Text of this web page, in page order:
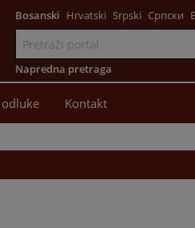
Bosanski Hrvatski Srpski Српски
Napredna pretraga
odluke Kontakt